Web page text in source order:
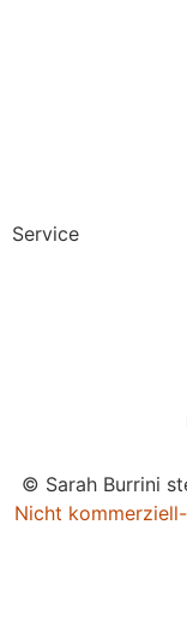
Service
© Sarah Burrini
Nicht